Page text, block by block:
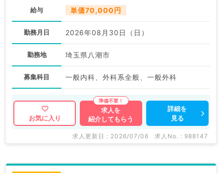
給与 単価70,000円
勤務月日 2026年08月30日（日）
勤務地 埼玉県八潮市
募集科目 一般内科、外科系全般、一般外科
お気に入り
求人を
紹介してもらう
詳細を
見る
求人更新日 : 2026/07/06 求人No. : 988147